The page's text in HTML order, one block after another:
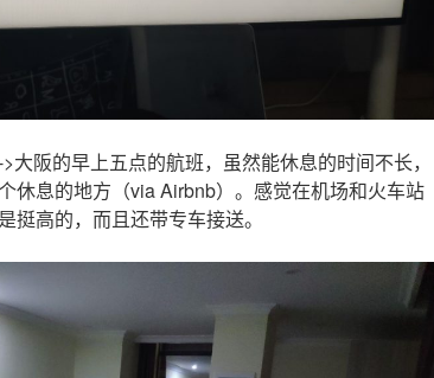
大阪的早上五点的航班，虽然能休息的时间不长，
休息的地方（via Airbnb）。感觉在机场和火车站
挺高的，而且还带专车接送。